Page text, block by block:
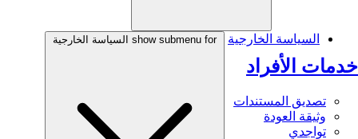
خدمات الأفراد
تصديق المستندات
وثيقة العودة
تواجدي
السياسة الخارجية show submenu for السياسة الخارجية